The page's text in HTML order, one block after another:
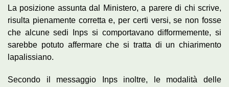
La posizione assunta dal Ministero, a parere di chi scrive,
risulta pienamente corretta e, per certi versi, se non fosse
che alcune sedi Inps si comportavano difformemente, si
sarebbe potuto affermare che si tratta di un chiarimento
lapalissiano.
Secondo il messaggio Inps inoltre, le modalità delle